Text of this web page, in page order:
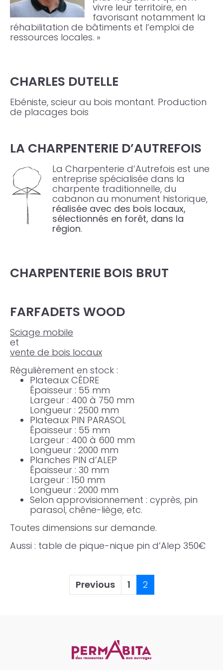
vivre leur territoire, en
favorisant notamment la
réhabilitation de bâtiments et l’emploi de
ressources locales. »
CHARLES DUTELLE
Ebéniste, scieur au bois montant. Production
de placages bois
LA CHARPENTERIE D’AUTREFOIS
La Charpenterie d’Autrefois est une
entreprise spécialisée dans la
charpente traditionnelle, du
cabanon au monument historique,
réalisée avec des bois locaux,
sélectionnés en forêt, dans la
région.
CHARPENTERIE BOIS BRUT
FARFADETS WOOD
Sciage mobile
et
vente de bois locaux
Régulièrement en stock :
Plateaux CÈDRE
Épaisseur : 55 mm
Largeur : 400 à 750 mm
Longueur : 2500 mm
Plateaux PIN PARASOL
Épaisseur : 55 mm
Largeur : 400 à 600 mm
Longueur : 2000 mm
Planches PIN d’ALEP
Épaisseur : 30 mm
Largeur : 150 mm
Longueur : 2000 mm
Selon approvisionnement : cyprès, pin
parasol, chêne-liège, etc.
Toutes dimensions sur demande.
Aussi : table de pique-nique pin d’Alep 350€
Previous 1 2